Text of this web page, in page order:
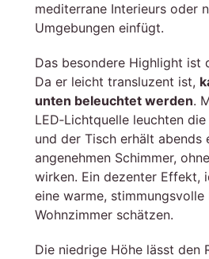
mediterrane Interieurs oder
Umgebungen einfügt.
Das besondere Highlight ist
Da er leicht transluzent ist,
unten beleuchtet werden.
LED‑Lichtquelle leuchten
und der Tisch erhält abends
angenehmen Schimmer,
wirken. Ein dezenter Effekt,
eine warme, stimmungsvolle
Wohnzimmer schätzen.
Die niedrige Höhe lässt den